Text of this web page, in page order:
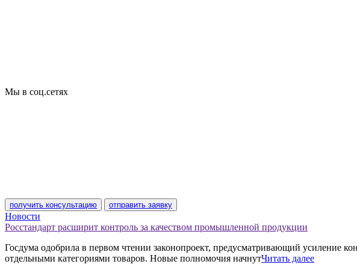
Мы в соц.сетях
получить консультацию отправить заявку
Новости
Росстандарт расширит контроль за качеством промышленной продукции
Госдума одобрила в первом чтении законопроект, предусматривающий усиление
отдельными категориями товаров. Новые полномочия начнутЧитать далее